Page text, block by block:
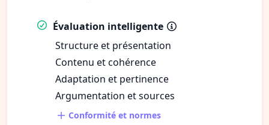
Évaluation intelligente
Structure et présentation
Contenu et cohérence
Adaptation et pertinence
Argumentation et sources
Conformité et normes